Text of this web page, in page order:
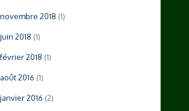
novembre 2018 (1)
juin 2018 (1)
février 2018 (1)
août 2016 (1)
janvier 2016 (2)